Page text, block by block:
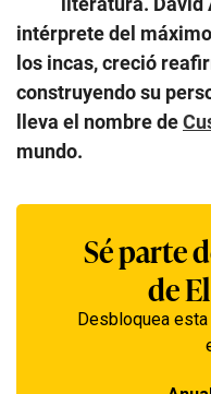
intérprete del
los incas, creció
construyendo su
lleva el nombre de
mundo.